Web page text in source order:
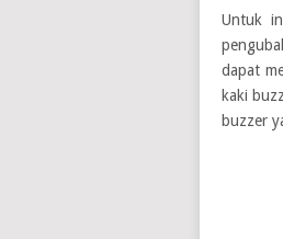
Untuk
dapat
kaki
buzzer